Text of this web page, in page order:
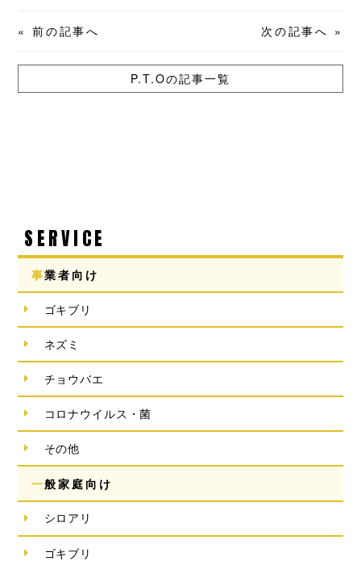
«前の記事へ 次の記事へ »
P.T.Oの記事一覧
SERVICE
事業者向け
ゴキブリ
ネズミ
チョウバエ
コロナウイルス・菌
その他
一般家庭向け
シロアリ
ゴキブリ